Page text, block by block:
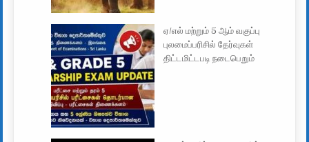
ஏ/எல் மற்றும் 5 ஆம் வகுப்பு
புலமைப்பரிசில் தேர்வுகள்
திட்டமிட்டபடி நடைபெறும்